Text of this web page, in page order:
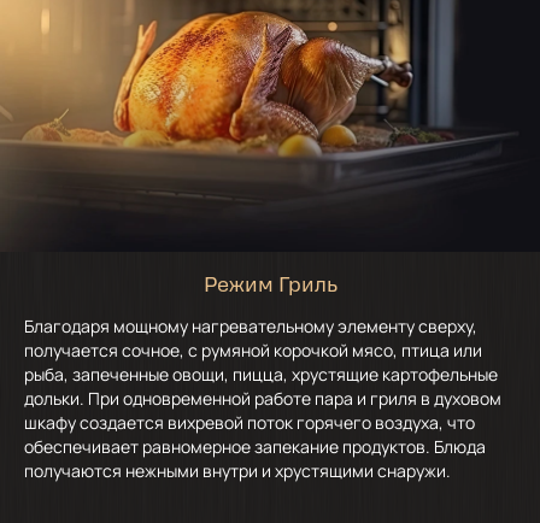
Режим Гриль
Благодаря мощному нагревательному элементу сверху,
получается сочное, с румяной корочкой мясо, птица или
рыба, запеченные овощи, пицца, хрустящие картофельные
дольки. При одновременной работе пара и гриля в духовом
шкафу создается вихревой поток горячего воздуха, что
обеспечивает равномерное запекание продуктов. Блюда
получаются нежными внутри и хрустящими снаружи.